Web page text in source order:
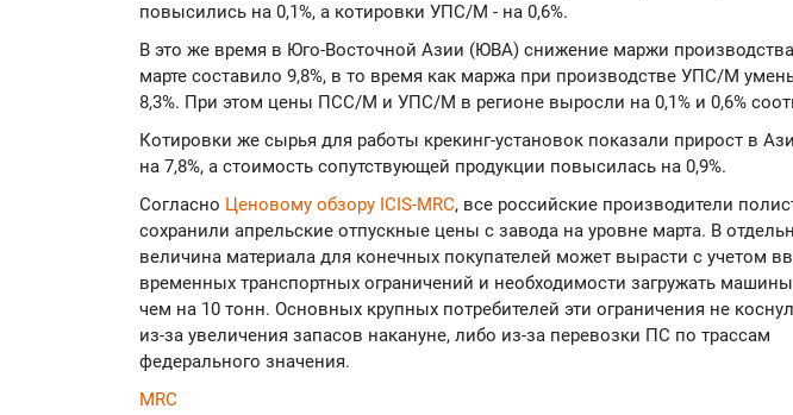
повысились на 0,1%, а котировки УПС/М - на 0,6%.
В это же время в Юго-Восточной Азии (ЮВА) снижение маржи
марте составило 9,8%, в то время как маржа при производстве УПС/М
8,3%. При этом цены ПСС/М и УПС/М в регионе выросли на 0,1% и 0,6%
Котировки же сырья для работы крекинг-установок показали прирост в
на 7,8%, а стоимость сопутствующей продукции повысилась на 0,9%.
Согласно Ценовому обзору ICIS-MRC, все российские производители
сохранили апрельские отпускные цены с завода на уровне марта. В
величина материала для конечных покупателей может вырасти с учетом
временных транспортных ограничений и необходимости загружать
чем на 10 тонн. Основных крупных потребителей эти ограничения не
из-за увеличения запасов накануне, либо из-за перевозки ПС по трассам
федерального значения.
MRC